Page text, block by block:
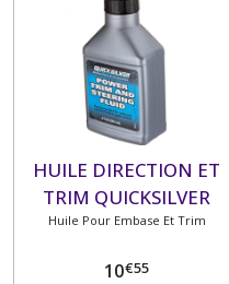
HUILE DIRECTION ET
TRIM QUICKSILVER
240ML
Huile Pour Embase Et Trim
10€55